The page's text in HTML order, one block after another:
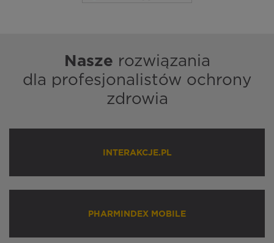
Nasze rozwiązania
dla profesjonalistów ochrony
zdrowia
INTERAKCJE.PL
PHARMINDEX MOBILE